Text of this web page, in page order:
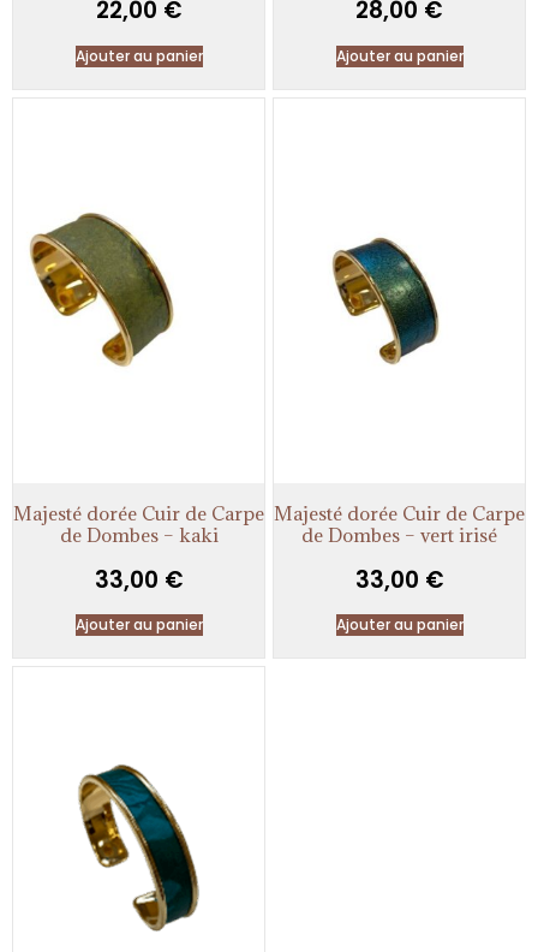
22,00 €
Ajouter au panier
28,00 €
Ajouter au panier
Majesté dorée Cuir de Carpe
de Dombes – kaki
33,00 €
Ajouter au panier
Majesté dorée Cuir de Carpe
de Dombes – vert irisé
33,00 €
Ajouter au panier